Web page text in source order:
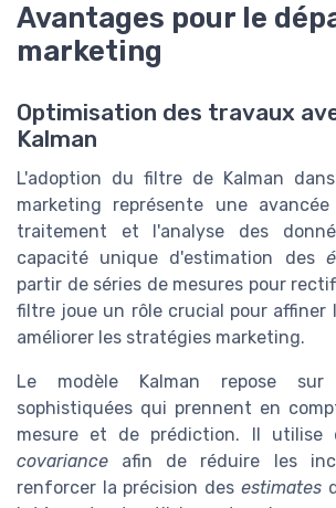
Avantages pour le
marketing
Optimisation des travaux
Kalman
L'adoption du filtre de Kalman
marketing représente une
traitement et l'analyse des
capacité unique d'estimation des
partir de séries de mesures pour
filtre joue un rôle crucial pour affiner
améliorer les stratégies marketing.
Le modèle Kalman repose
sophistiquées qui prennent en
mesure et de prédiction. Il utilise
covariance afin de réduire les
renforcer la précision des estimates